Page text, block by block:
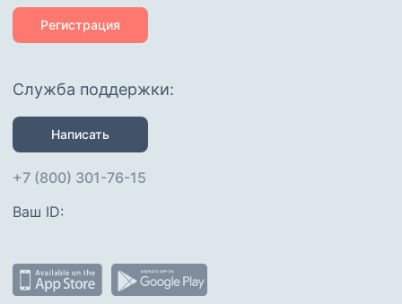
Регистрация
Служба поддержки:
Написать
+7 (800) 301-76-15
Ваш ID: